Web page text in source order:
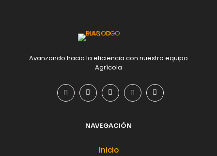
Avanzando hacia la eficiencia con nuestro equipo
Agrícola
NAVEGACIÓN
Inicio